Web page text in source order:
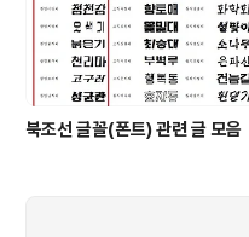
북조선 글꼴(폰트) 관련 글 모음